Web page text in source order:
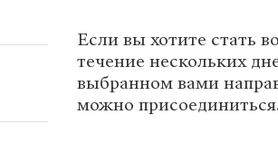
Если вы хотите стать
течение нескольких
выбранном вами
можно